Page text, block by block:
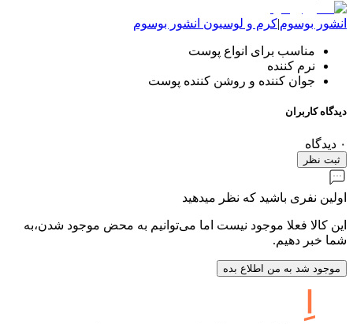
انشور بوسوم|کرم و لوسیون انشور بوسوم
مناسب برای انواع پوست
نرم کننده
جوان کننده و روشن کننده پوست
دیدگاه کاربران
۰ دیدگاه
ثبت نظر
اولین نفری باشید که نظر میدهید
این کالا فعلا موجود نیست اما می‌توانیم به محض موجود شدن،به
شما خبر دهیم.
موجود شد به من اطلاع بده